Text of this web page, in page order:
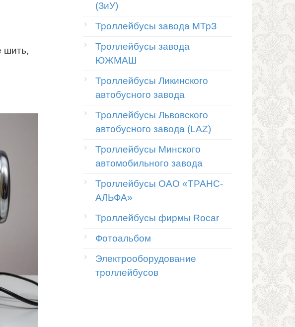
шить,
(ЗиУ)
Троллейбусы завода МТрЗ
Троллейбусы завода
ЮЖМАШ
Троллейбусы Ликинского
автобусного завода
Троллейбусы Львовского
автобусного завода (LAZ)
Троллейбусы Минского
автомобильного завода
Троллейбусы ОАО «ТРАНС-
АЛЬФА»
Троллейбусы фирмы Rocar
Фотоальбом
Электрооборудование
троллейбусов